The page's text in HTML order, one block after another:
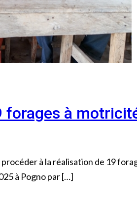
forages à
à la réalisation de 19
à Pogno par […]